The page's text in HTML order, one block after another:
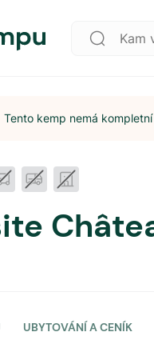
Tento kemp nemá
UBYTOVÁNÍ A CENÍK